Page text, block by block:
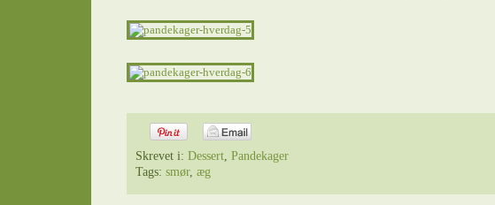
Skrevet i: Dessert, Pandekager
Tags: smør, æg